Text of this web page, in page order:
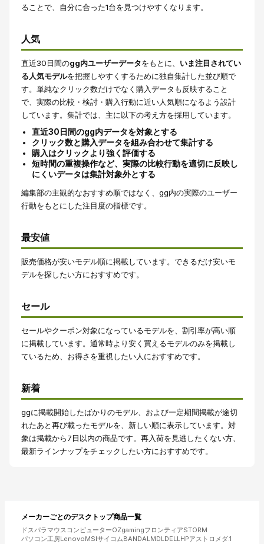
ることで、自分に合った1台を見つけやすくなります。
人気
直近30日間のgg内ユーザーデータをもとに、 いま注目されてい
る人気モデルを把握しやすくするために独自集計した並び順で
す。単純なクリック数だけでなく購入データも反映すること
で、実際の比較・検討・購入行動に近い人気順になるよう設計
しています。集計では、主に以下の考え方を採用しています。
直近30日間のgg内データを対象とする
クリック数と購入データを組み合わせて集計する
購入はクリックより強く評価する
短時間の重複操作など、実際の比較行動を適切に反映し
にくいデータは集計対象外とする
編集部の主観的なおすすめ順ではなく、gg内の実際のユーザー
行動をもとにした注目度の指標です。
最安値
販売価格が安いモデル順に掲載しています。できるだけ安いモ
デルを探したい方におすすめです。
セール
セールやクーポン対象になっているモデルを、割引率が高い順
に掲載しています。通常時より安く買えるモデルのみを掲載し
ているため、お得さを重視したい人におすすめです。
新着
ggに掲載開始したばかりのモデル、および一定期間掲載が途切
れたあと再び載ったモデルを、新しい順に表示しています。対
象は掲載から7日以内の商品です。再入荷を見逃したくない方、
最新ラインナップをチェックしたい方におすすめです。
メーカーごとのデスクトップ商品一覧
ドスパラ マウスコンピューターOZgamingフロンティアSTORM
パソコン工房LenovoMSIサイコムBANDALMDLDELLHPアストロメダ.1